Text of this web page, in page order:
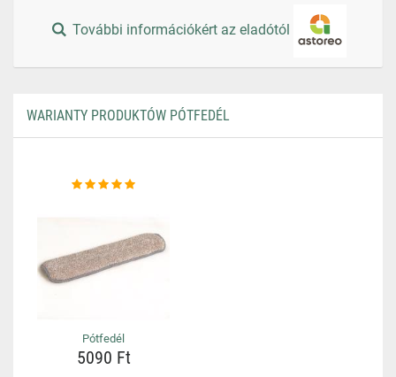
További információkért az eladótól
WARIANTY PRODUKTÓW PÓTFEDÉL
Pótfedél
5090 Ft